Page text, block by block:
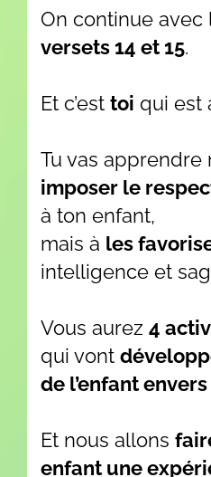
On continue avec
versets 14 et 15.
Et c’est toi qui est
Tu vas apprendre
imposer le
à ton enfant,
mais à les
intelligence et
Vous aurez 4
qui vont
de l’enfant
Et nous allons
enfant une